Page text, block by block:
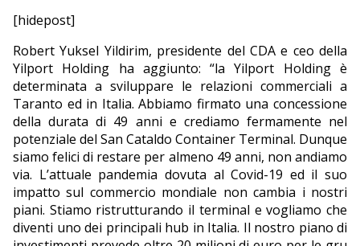
[hidepost]
Robert Yuksel Yildirim, presidente del CDA e ceo della
Yilport Holding ha aggiunto: “la Yilport Holding è
determinata a sviluppare le relazioni commerciali a
Taranto ed in Italia. Abbiamo firmato una concessione
della durata di 49 anni e crediamo fermamente nel
potenziale del San Cataldo Container Terminal. Dunque
siamo felici di restare per almeno 49 anni, non andiamo
via. L’attuale pandemia dovuta al Covid-19 ed il suo
impatto sul commercio mondiale non cambia i nostri
piani. Stiamo ristrutturando il terminal e vogliamo che
diventi uno dei principali hub in Italia. Il nostro piano di